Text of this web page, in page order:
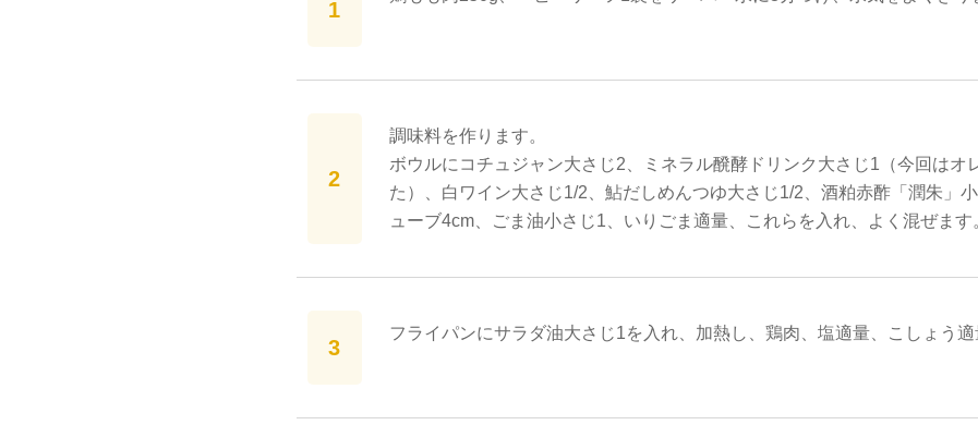
調味料を作ります。
ボウルにコチュジャン大さじ2、ミネラル醗酵ドリンク大さじ1（今回はオ
た）、白ワイン大さじ1/2、鮎だしめんつゆ大さじ1/2、酒粕赤酢「潤朱」
ューブ4cm、ごま油小さじ1、いりごま適量、これらを入れ、よく混ぜます
フライパンにサラダ油大さじ1を入れ、加熱し、鶏肉、塩適量、こしょう適